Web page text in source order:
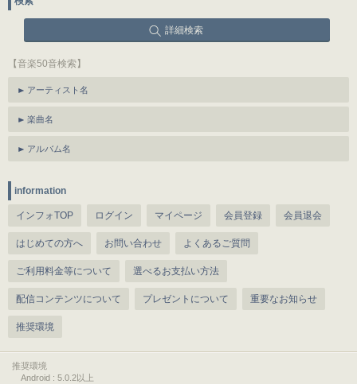
詳細検索
【音楽50音検索】
アーティスト名
楽曲名
アルバム名
information
インフォTOP ログイン マイページ 会員登録 会員退会
はじめての方へ お問い合わせ よくあるご質問
ご利用料金等について 選べるお支払い方法
配信コンテンツについて プレゼントについて 重要なお知らせ
推奨環境
推奨環境
Android : 5.0.2以上